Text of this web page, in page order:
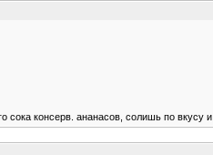
консерв. ананасов, солишь по вкусу и